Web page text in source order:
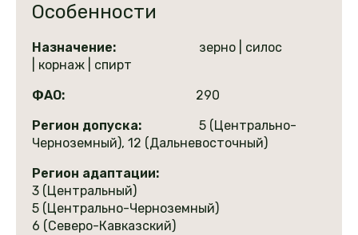
Особенности
Назначение:
зерно | силос
| корнаж | спирт
ФАО:
290
Регион допуска:
5 (Центрально-
Черноземный), 12 (Дальневосточный)
Регион адаптации:
3 (Центральный)
5 (Центрально-Черноземный)
6 (Северо-Кавказский)